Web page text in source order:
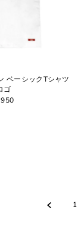
ベーシックTシャツ
ゴ
1